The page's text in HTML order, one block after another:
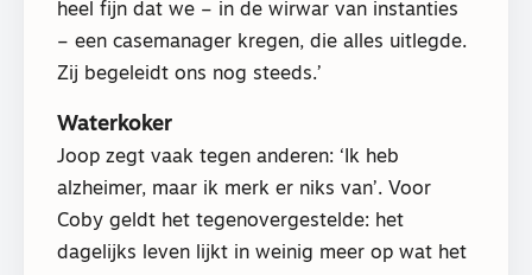
heel fijn dat we – in de wirwar van instanties
– een casemanager kregen, die alles uitlegde.
Zij begeleidt ons nog steeds.’
Waterkoker
Joop zegt vaak tegen anderen: ‘Ik heb
alzheimer, maar ik merk er niks van’. Voor
Coby geldt het tegenovergestelde: het
dagelijks leven lijkt in weinig meer op wat het